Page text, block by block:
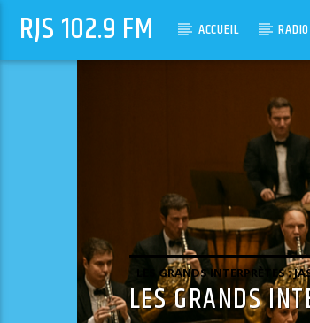
RJS 102.9 FM ACCUEIL
LES GRANDS INTERPRÈTES :
LES GRANDS